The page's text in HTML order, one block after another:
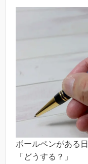
ボールペンがある
「どうする？」